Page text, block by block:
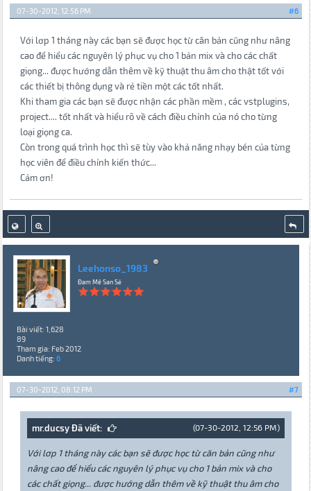
#6
07-30-2012, 12:56 PM
Với lơp 1 tháng này các bạn sẽ được học từ căn bản cũng như nâng
cao để hiểu các nguyên lý phục vụ cho 1 bản mix và cho các chất
giọng... được hướng dẫn thêm về kỹ thuật thu âm cho thật tốt với
các thiết bị thông dụng và rẻ tiền một các tốt nhất.
Khi tham gia các bạn sẽ được nhận các phần mềm , các vstplugins,
project.... tốt nhất và hiểu rõ về cách điều chỉnh của nó cho từng
loại giọng ca.
Còn trong quá trình học thì sẽ tùy vào khả năng nhạy bén của từng
học viên để điều chỉnh kiến thức...
Cảm ơn!
Leehonso_1983
Đam Mê San Sẻ
Bài viết: 1,628
89
Tham gia: Feb 2012
Danh tiếng: 6
#7
07-30-2012, 08:12 PM
(07-30-2012, 12:56 PM)
mr.ducsy Đã viết:
Với lơp 1 tháng này các bạn sẽ được học từ căn bản cũng như
nâng cao để hiểu các nguyên lý phục vụ cho 1 bản mix và cho
các chất giọng... được hướng dẫn thêm về kỹ thuật thu âm cho